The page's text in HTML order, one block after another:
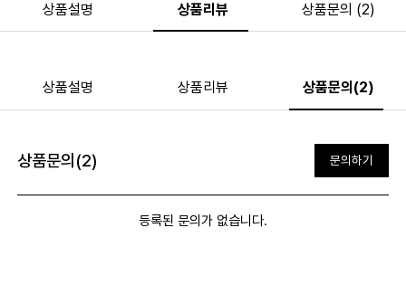
상품설명 상품리뷰 상품문의 (2)
상품설명 상품리뷰 상품문의(2)
상품문의(2) 문의하기
등록된 문의가 없습니다.